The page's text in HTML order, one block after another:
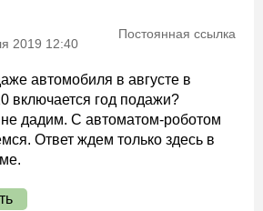
2019 12:40
Постоянная ссылка
автомобиля в августе в
включается год подажи?
дадим. С автоматом-роботом
Ответ ждем только здесь в